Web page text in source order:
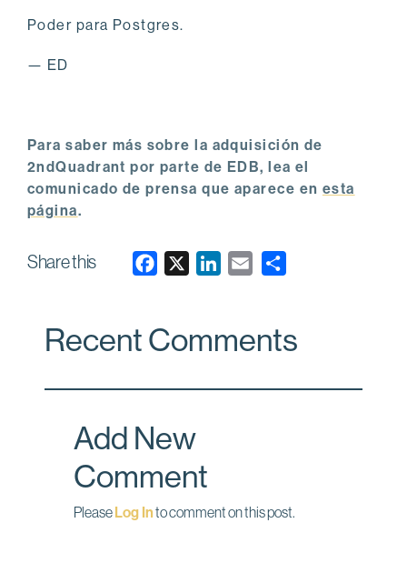
Poder para Postgres.
— ED
Para saber más sobre la adquisición de
2ndQuadrant por parte de EDB, lea el
comunicado de prensa que aparece en esta
página.
Share this
e
o
k
k
d
i
Recent Comments
Add New
Comment
PleaseLog Into comment on this post.